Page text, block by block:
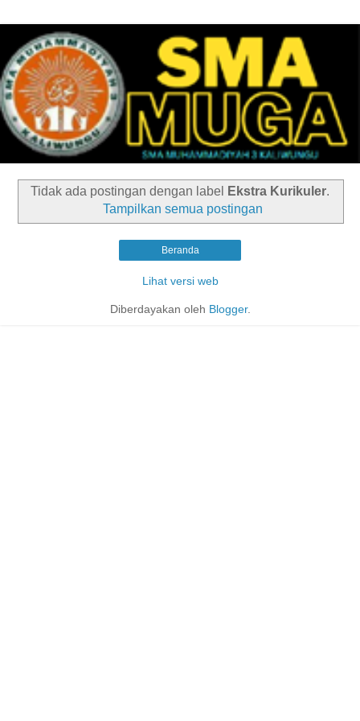
Tidak ada postingan dengan label Ekstra Kurikuler.
Tampilkan semua postingan
Beranda
Lihat versi web
Diberdayakan oleh Blogger.